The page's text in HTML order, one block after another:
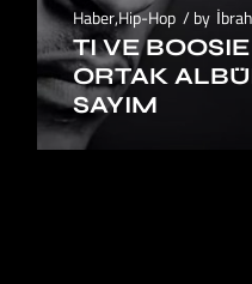
Haber,Hip-Hop by
TI VE
ORTAK
SAYIM